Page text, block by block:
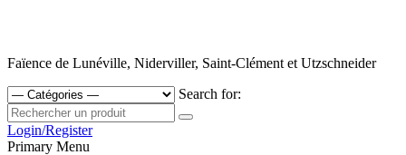
Faïence de Lunéville, Niderviller, Saint-Clément et Utzschneider
Search for:
Login/Register
Primary Menu